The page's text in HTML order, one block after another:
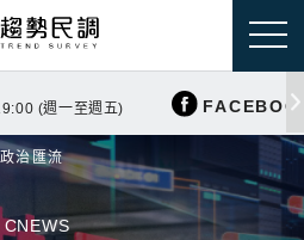
(週一至週五)
政治匯流
CNEWS